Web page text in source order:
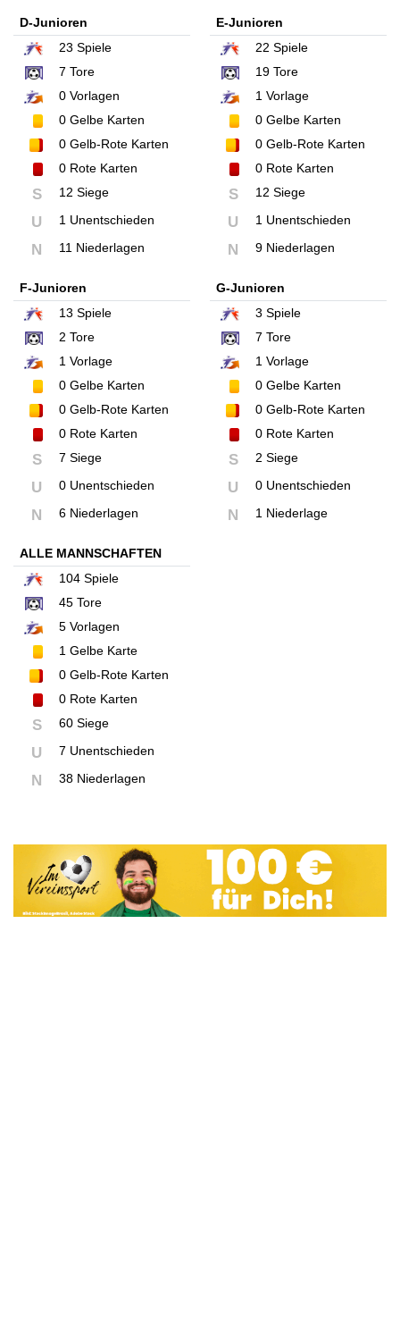
D-Junioren
23 Spiele
7 Tore
0 Vorlagen
0 Gelbe Karten
0 Gelb-Rote Karten
0 Rote Karten
S 12 Siege
U 1 Unentschieden
N 11 Niederlagen
E-Junioren
22 Spiele
19Tore
1Vorlage
0Gelbe Karten
0Gelb-Rote Karten
0Rote Karten
S 12 Siege
U 1 Unentschieden
N 9 Niederlagen
F-Junioren
13 Spiele
2 Tore
1 Vorlage
0 Gelbe Karten
0 Gelb-Rote Karten
0 Rote Karten
S 7 Siege
U 0 Unentschieden
N 6 Niederlagen
G-Junioren
3 Spiele
7 Tore
1Vorlage
0Gelbe Karten
0Gelb-Rote Karten
0Rote Karten
S 2 Siege
U 0 Unentschieden
N 1 Niederlage
ALLE MANNSCHAFTEN
104 Spiele
45 Tore
5 Vorlagen
1 Gelbe Karte
0 Gelb-Rote Karten
0 Rote Karten
S 60 Siege
U 7 Unentschieden
N 38 Niederlagen